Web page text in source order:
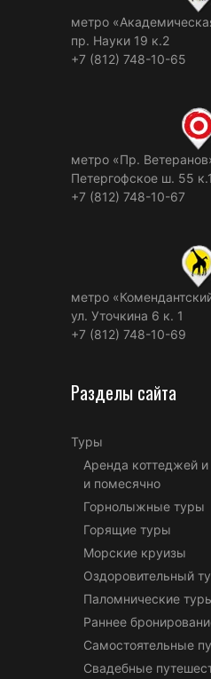
метро
пр. Науки 19 к.2
+7 (812) 748-10-65
метро «Пр.
Петергофское ш. 55 к.1
+7 (812) 748-10-67
метро
ул. Уточкина 6 к. 1
+7 (812) 748-10-69
Разделы сайта
Туры
Аренда коттеджей
и помесячно
Горнолыжные туры
Горящие туры
Морские круизы
Оздоровительный
Паломнические
Раннее
Самостоятельные
Свадебные